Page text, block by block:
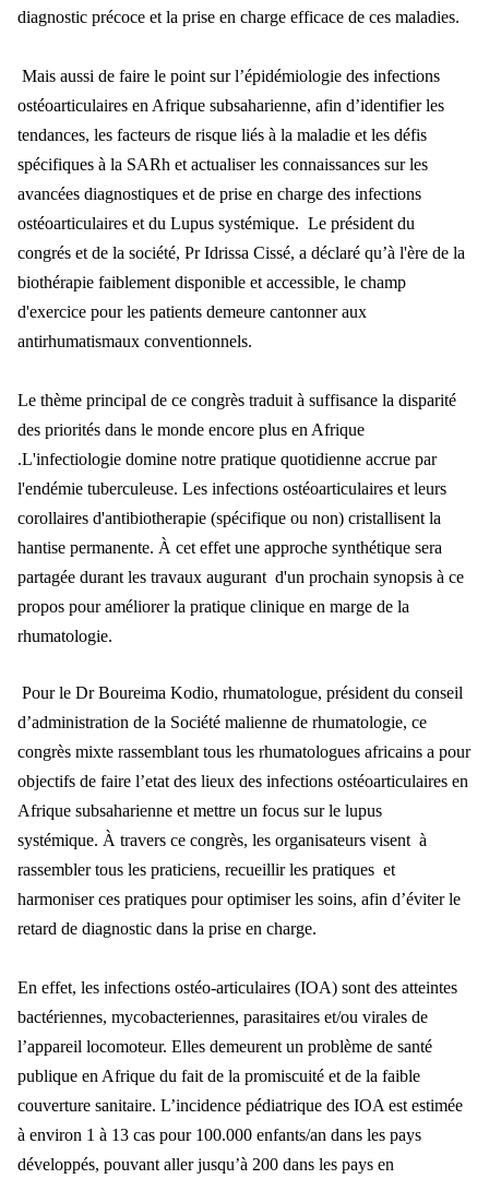
diagnostic précoce et la prise en charge efficace de ces maladies.
Mais aussi de faire le point sur l’épidémiologie des infections
ostéoarticulaires en Afrique subsaharienne, afin d’identifier les
tendances, les facteurs de risque liés à la maladie et les défis
spécifiques à la SARh et actualiser les connaissances sur les
avancées diagnostiques et de prise en charge des infections
ostéoarticulaires et du Lupus systémique. Le président du
congrés et de la société, Pr Idrissa Cissé, a déclaré qu’à l'ère de la
biothérapie faiblement disponible et accessible, le champ
d'exercice pour les patients demeure cantonner aux
antirhumatismaux conventionnels.
Le thème principal de ce congrès traduit à suffisance la disparité
des priorités dans le monde encore plus en Afrique
.L'infectiologie domine notre pratique quotidienne accrue par
l'endémie tuberculeuse. Les infections ostéoarticulaires et leurs
corollaires d'antibiotherapie (spécifique ou non) cristallisent la
hantise permanente. À cet effet une approche synthétique sera
partagée durant les travaux augurant d'un prochain synopsis à ce
propos pour améliorer la pratique clinique en marge de la
rhumatologie.
Pour le Dr Boureima Kodio, rhumatologue, président du conseil
d’administration de la Société malienne de rhumatologie, ce
congrès mixte rassemblant tous les rhumatologues africains a pour
objectifs de faire l’etat des lieux des infections ostéoarticulaires en
Afrique subsaharienne et mettre un focus sur le lupus
systémique. À travers ce congrès, les organisateurs visent à
rassembler tous les praticiens, recueillir les pratiques et
harmoniser ces pratiques pour optimiser les soins, afin d’éviter le
retard de diagnostic dans la prise en charge.
En effet, les infections ostéo-articulaires (IOA) sont des atteintes
bactériennes, mycobacteriennes, parasitaires et/ou virales de
l’appareil locomoteur. Elles demeurent un problème de santé
publique en Afrique du fait de la promiscuité et de la faible
couverture sanitaire. L’incidence pédiatrique des IOA est estimée
à environ 1 à 13 cas pour 100.000 enfants/an dans les pays
développés, pouvant aller jusqu’à 200 dans les pays en